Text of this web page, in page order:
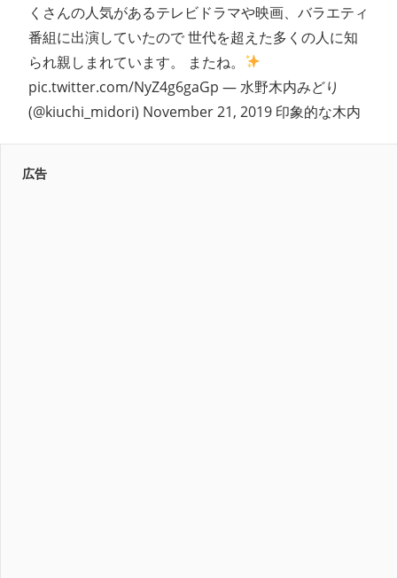
くさんの人気があるテレビドラマや映画、バラエティ
番組に出演していたので 世代を超えた多くの人に知
られ親しまれています。 またね。
pic.twitter.com/NyZ4g6gaGp — 水野木内みどり
(@kiuchi_midori) November 21, 2019 印象的な木内
広告